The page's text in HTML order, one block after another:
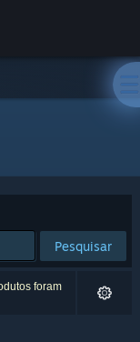
Pesquisar
foram